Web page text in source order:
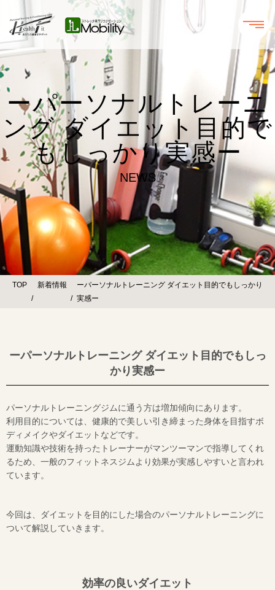
ーパーソナルトレーニ
ング ダイエット目的で
もしっかり実感ー
NEWS
TOP 新着情報
ーパーソナルトレーニング ダイエット目的でもしっかり
実感ー
ーパーソナルトレーニング ダイエット目的でもしっ
かり実感ー
パーソナルトレーニングジムに通う方は増加傾向にあります。
利用目的については、健康的で美しい引き締まった身体を目指すボ
ディメイクやダイエットなどです。
運動知識や技術を持ったトレーナーがマンツーマンで指導してくれ
るため、一般のフィットネスジムより効果が実感しやすいと言われ
ています。
今回は、ダイエットを目的にした場合のパーソナルトレーニングに
ついて解説していきます。
効率の良いダイエット